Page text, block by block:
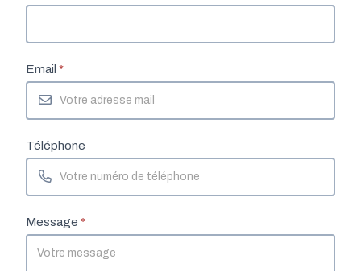
Email *
Téléphone
Message *